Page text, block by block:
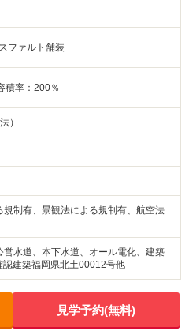
の中に“ちょっとした楽しみ”が広がり
ファルト舗装
積率：200％
）
規制有、景観法による規制有、航空法
営水道、本下水道、オール電化、建築
建築福岡県北土00012号他
見学予約(無料)